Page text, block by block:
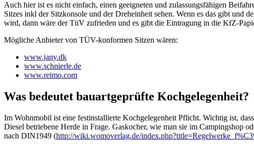
Auch hier ist es nicht einfach, einen geeigneten und zulassungsfähigen
Sitzes inkl der Sitzkonsole und der Dreheinheit sehen. Wenn es das gibt und
wird, dann wäre der TüV zufrieden und es gibt die Eintragung in die KfZ-
Mögliche Anbieter von TÜV-konformen Sitzen wären:
www.jany.dk
www.schnierle.de
www.reimo.com
Was bedeutet bauartgeprüfte Kochgelegenheit?
Im Wohnmobil ist eine festinstallierte Kochgelegenheit Pflicht. Wichtig ist,
Diesel betriebene Herde in Frage. Gaskocher, wie man sie im Campingshop
nach DIN1949 (http://wiki.womoverlag.de/